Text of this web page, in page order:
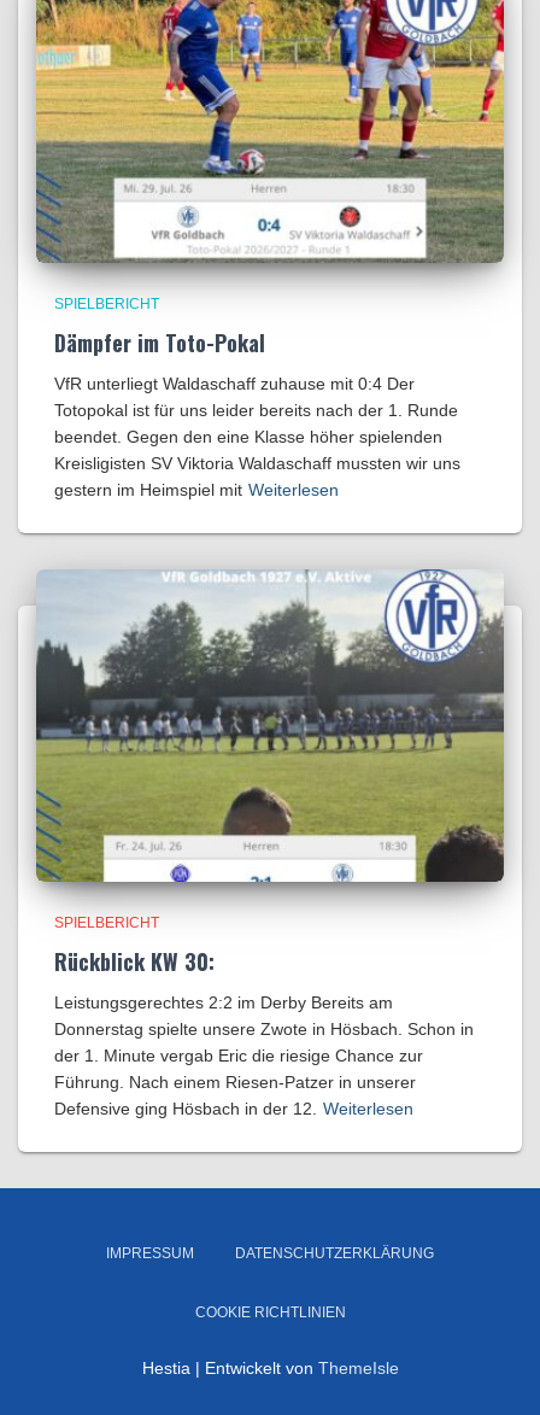
SPIELBERICHT
Dämpfer im Toto-Pokal
VfR unterliegt Waldaschaff zuhause mit 0:4​ Der
Totopokal ist für uns leider bereits nach der 1. Runde
beendet. Gegen den eine Klasse höher spielenden
Kreisligisten SV Viktoria Waldaschaff mussten wir uns
gestern im Heimspiel mit Weiterlesen
SPIELBERICHT
Rückblick KW 30:
Leistungsgerechtes 2:2 im Derby Bereits am
Donnerstag spielte unsere Zwote in Hösbach. Schon in
der 1. Minute vergab Eric die riesige Chance zur
Führung. Nach einem Riesen-Patzer in unserer
Defensive ging Hösbach in der 12.
Weiterlesen
IMPRESSUM DATENSCHUTZERKLÄRUNG
COOKIE RICHTLINIEN
Hestia | Entwickelt von ThemeIsle